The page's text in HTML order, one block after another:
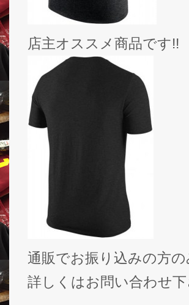
店主オススメ商品です!!
通販でお振り込みの方
詳しくはお問い合わせ下